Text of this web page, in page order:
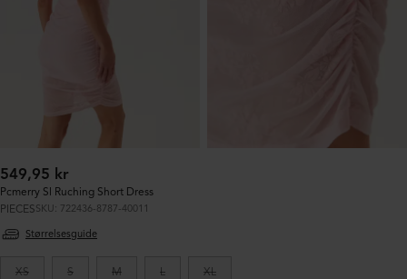
Ordinær
pris:
549,95 kr
Pcmerry Sl Ruching Short Dress
PIECESSKU: 722436-8787-40011
Størrelsesguide
XS S M L XL